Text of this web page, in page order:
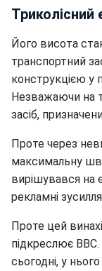
Його висота
транспортний
конструкцією у
Незважаючи на
засіб,
Проте через
максимальну
вирішувався на
рекламні
Проте цей
підкреслює
сьогодні, у